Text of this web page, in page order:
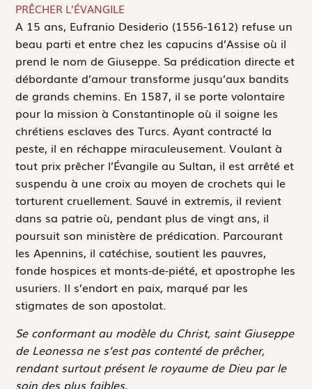
PRÊCHER L’ÉVANGILE
A 15 ans, Eufranio Desiderio (1556-1612) refuse un
beau parti et entre chez les capucins d’Assise où il
prend le nom de Giuseppe. Sa prédication directe et
débordante d’amour transforme jusqu’aux bandits
de grands chemins. En 1587, il se porte volontaire
pour la mission à Constantinople où il soigne les
chrétiens esclaves des Turcs. Ayant contracté la
peste, il en réchappe miraculeusement. Voulant à
tout prix prêcher l’Évangile au Sultan, il est arrêté et
suspendu à une croix au moyen de crochets qui le
torturent cruellement. Sauvé in extremis, il revient
dans sa patrie où, pendant plus de vingt ans, il
poursuit son ministère de prédication. Parcourant
les Apennins, il catéchise, soutient les pauvres,
fonde hospices et monts-de-piété, et apostrophe les
usuriers. Il s’endort en paix, marqué par les
stigmates de son apostolat.
Se conformant au modèle du Christ, saint Giuseppe
de Leonessa ne s’est pas contenté de prêcher,
rendant surtout présent le royaume de Dieu par le
soin des plus faibles.